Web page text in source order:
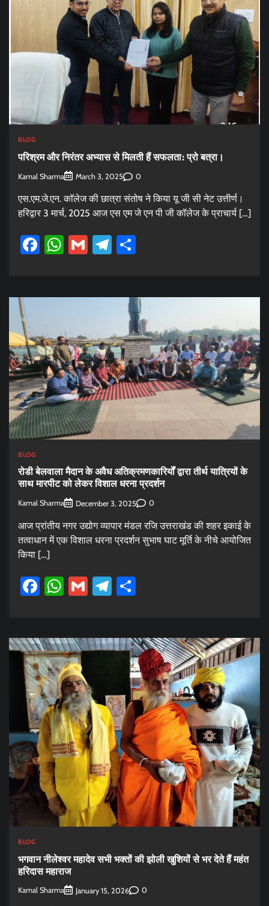
BLOG
परिश्रम और निरंतर अभ्यास से मिलती हैं सफलता: प्रो बत्रा।
Kamal Sharma March 3, 2025 0
एस.एम.जे.एन. काॅलेज की छात्रा संतोष ने किया यू जी सी नेट उत्तीर्ण।
हरिद्वार 3 मार्च, 2025 आज एस एम जे एन पी जी कॉलेज के प्राचार्य […]
Facebook
WhatsApp
GmailTelegram
BLOG
रोडी बेलवाला मैदान के अवैध अतिक्रमणकारिर्यों द्वारा तीर्थ यात्रियों के
साथ मारपीट को लेकर विशाल धरना प्रदर्शन
Kamal Sharma December 3, 2025 0
आज प्रांतीय नगर उद्योग व्यापार मंडल रजि उत्तराखंड की शहर इकाई के
तत्वाधान में एक विशाल धरना प्रदर्शन सुभाष घाट मूर्ति के नीचे आयोजित
किया […]
Facebook
WhatsApp
GmailTelegram
BLOG
भगवान नीलेश्वर महादेव सभी भक्तों की झोली खुशियों से भर देते हैं महंत
हरिदास महाराज
Kamal Sharma January 15, 2026 0